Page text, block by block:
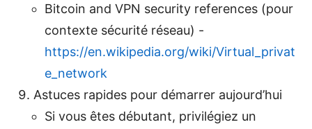
Bitcoin and VPN security references (pour
contexte sécurité réseau) -
https://en.wikipedia.org/wiki/Virtual_privat
e_network
Astuces rapides pour démarrer aujourd’hui
Si vous êtes débutant, privilégiez un